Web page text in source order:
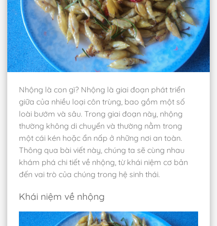
Nhộng là con gì? Nhộng là giai đoạn phát triển
giữa của nhiều loại côn trùng, bao gồm một số
loài bướm và sâu. Trong giai đoạn này, nhộng
thường không di chuyển và thường nằm trong
một cái kén hoặc ẩn nấp ở những nơi an toàn.
Thông qua bài viết này, chúng ta sẽ cùng nhau
khám phá chi tiết về nhộng, từ khái niệm cơ bản
đến vai trò của chúng trong hệ sinh thái.
Khái niệm về nhộng